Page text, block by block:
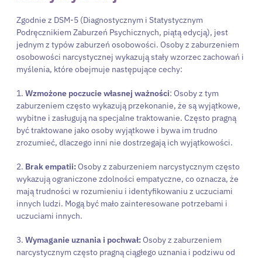
Zgodnie z DSM-5 (Diagnostycznym i Statystycznym
Podręcznikiem Zaburzeń Psychicznych, piątą edycją), jest
jednym z typów zaburzeń osobowości. Osoby z zaburzeniem
osobowości narcystycznej wykazują stały wzorzec zachowań i
myślenia, które obejmuje następujące cechy:
1. Wzmożone poczucie własnej ważności: Osoby z tym
zaburzeniem często wykazują przekonanie, że są wyjątkowe,
wybitne i zasługują na specjalne traktowanie. Często pragną
być traktowane jako osoby wyjątkowe i bywa im trudno
zrozumieć, dlaczego inni nie dostrzegają ich wyjątkowości.
2. Brak empatii:Osoby z zaburzeniem narcystycznym często
wykazują ograniczone zdolności empatyczne, co oznacza, że
mają trudności w rozumieniu i identyfikowaniu z uczuciami
innych ludzi. Mogą być mało zainteresowane potrzebami i
uczuciami innych.
3. Wymaganie uznania i pochwał:Osoby z zaburzeniem
narcystycznym często pragną ciągłego uznania i podziwu od